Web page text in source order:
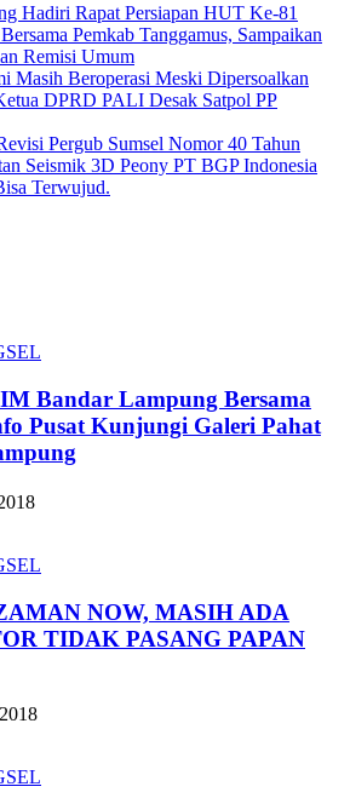
Hadiri Rapat Persiapan HUT Ke-81
Pemkab Tanggamus, Sampaikan
Remisi Umum
Masih Beroperasi Meski Dipersoalkan
DPRD PALI Desak Satpol PP
Pergub Sumsel Nomor 40 Tahun
Seismik 3D Peony PT BGP Indonesia
Terwujud.
Bandar Lampung Bersama
Pusat Kunjungi Galeri Pahat
NOW, MASIH ADA
TIDAK PASANG PAPAN